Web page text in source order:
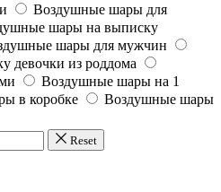
Воздушные шары для
шары на выписку
шары для мужчин
девочки из роддома
Воздушные шары на 1
в коробке
Воздушные шары
Reset